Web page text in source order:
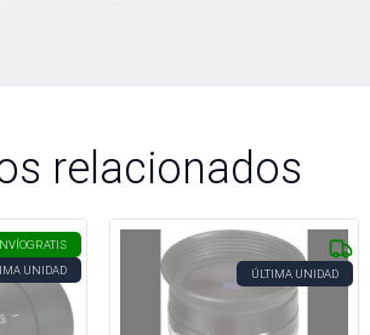
relacionados
GRATIS
UNIDAD
ÚLTIMA UNIDAD